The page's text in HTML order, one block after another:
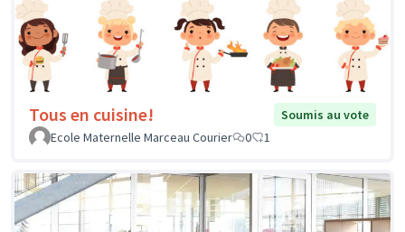
Tous en cuisine!
Soumis au vote
Ecole Maternelle Marceau Courier
0 1